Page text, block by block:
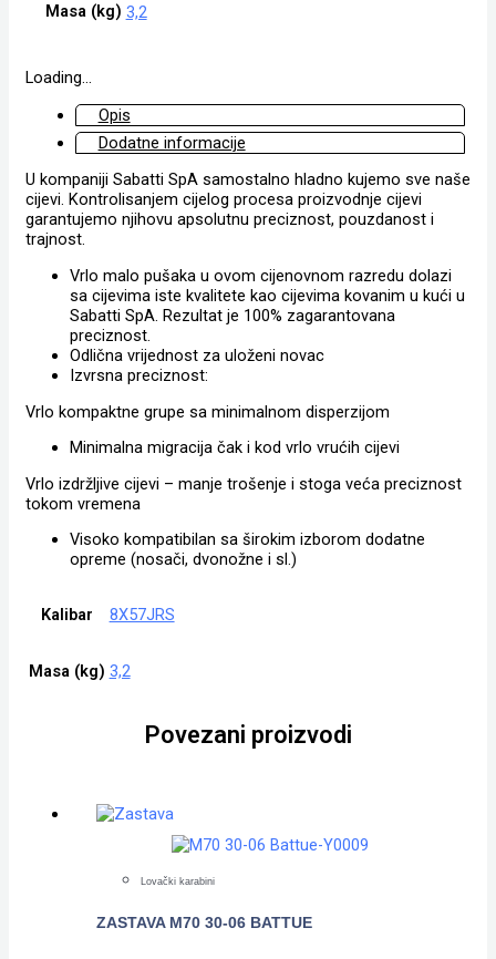
Masa (kg) 3,2
Loading...
Opis
Dodatne informacije
U kompaniji Sabatti SpA samostalno hladno kujemo sve naše
cijevi. Kontrolisanjem cijelog procesa proizvodnje cijevi
garantujemo njihovu apsolutnu preciznost, pouzdanost i
trajnost.
Vrlo malo pušaka u ovom cijenovnom razredu dolazi
sa cijevima iste kvalitete kao cijevima kovanim u kući u
Sabatti SpA. Rezultat je 100% zagarantovana
preciznost.
Odlična vrijednost za uloženi novac
Izvrsna preciznost:
Vrlo kompaktne grupe sa minimalnom disperzijom
Minimalna migracija čak i kod vrlo vrućih cijevi
Vrlo izdržljive cijevi – manje trošenje i stoga veća preciznost
tokom vremena
Visoko kompatibilan sa širokim izborom dodatne
opreme (nosači, dvonožne i sl.)
Kalibar 8X57JRS
Masa (kg) 3,2
Povezani proizvodi
Lovački karabini
ZASTAVA M70 30-06 BATTUE